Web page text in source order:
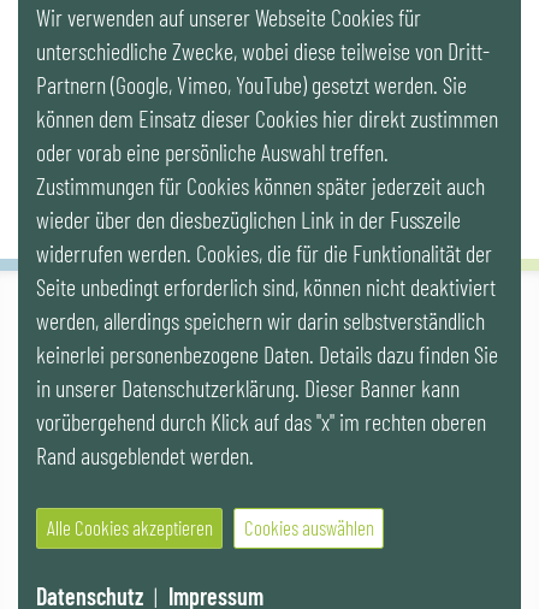
LinkedIn
Newsletter
IG LEBENSZYKLUS BAU
Wipplingerstr. 10/Top 9, Stoß im Himmel, A-1010 Wien
office@ig-lebenszyklus.at
Kontakt
Videos |Veranstaltungen
© 2021 IG LEBENSZYKLUS BAU
Website by SUNNY ROCKET MediaHouse
Wir verwenden auf unserer Webseite Cookies für
unterschiedliche Zwecke, wobei diese teilweise von Dritt-
Partnern (Google, Vimeo, YouTube) gesetzt werden. Sie
können dem Einsatz dieser Cookies hier direkt zustimmen
oder vorab eine persönliche Auswahl treffen.
Zustimmungen für Cookies können später jederzeit auch
wieder über den diesbezüglichen Link in der Fusszeile
widerrufen werden. Cookies, die für die Funktionalität der
Seite unbedingt erforderlich sind, können nicht deaktiviert
werden, allerdings speichern wir darin selbstverständlich
keinerlei personenbezogene Daten. Details dazu finden Sie
in unserer Datenschutzerklärung. Dieser Banner kann
vorübergehend durch Klick auf das "x" im rechten oberen
Rand ausgeblendet werden.
Alle Cookies akzeptieren Cookies auswählen
Datenschutz | Impressum